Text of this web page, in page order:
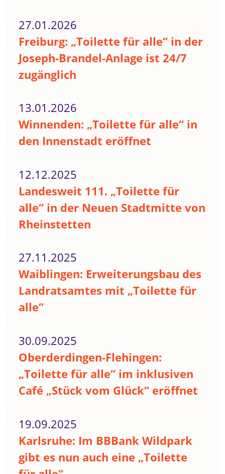
27.01.2026
Freiburg: „Toilette für alle“ in der
Joseph-Brandel-Anlage ist 24/7
zugänglich
13.01.2026
Winnenden: „Toilette für alle“ in
den Innenstadt eröffnet
12.12.2025
Landesweit 111. „Toilette für
alle“ in der Neuen Stadtmitte von
Rheinstetten
27.11.2025
Waiblingen: Erweiterungsbau des
Landratsamtes mit „Toilette für
alle“
30.09.2025
Oberderdingen-Flehingen:
„Toilette für alle“ im inklusiven
Café „Stück vom Glück“ eröffnet
19.09.2025
Karlsruhe: Im BBBank Wildpark
gibt es nun auch eine „Toilette